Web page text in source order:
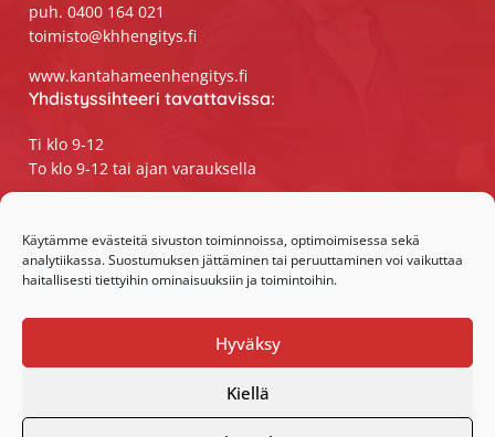
Käytämme evästeitä sivuston toiminnoissa, optimoimisessa sekä
analytiikassa. Suostumuksen jättäminen tai peruuttaminen voi vaikuttaa
haitallisesti tiettyihin ominaisuuksiin ja toimintoihin.
Hyväksy
Kiellä
puh. 0400 164 021
toimisto@khhengitys.fi
www.kantahameenhengitys.fi
Yhdistyssihteeri tavattavissa:
Ti klo 9-12
To klo 9-12 tai ajan varauksella
maanantaista perjantaihin klo 9-15
Instagram